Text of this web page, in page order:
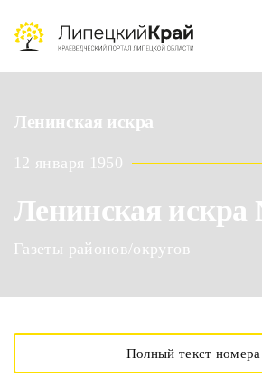
Skip to main content
Ленинская искра
12 января 1950
Ленинская
Газеты районов/округов
Полный текст